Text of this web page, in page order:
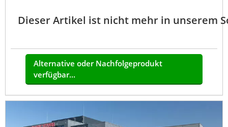
Dieser Artikel ist nicht mehr in unserem
Alternative oder Nachfolgeprodukt
verfügbar...